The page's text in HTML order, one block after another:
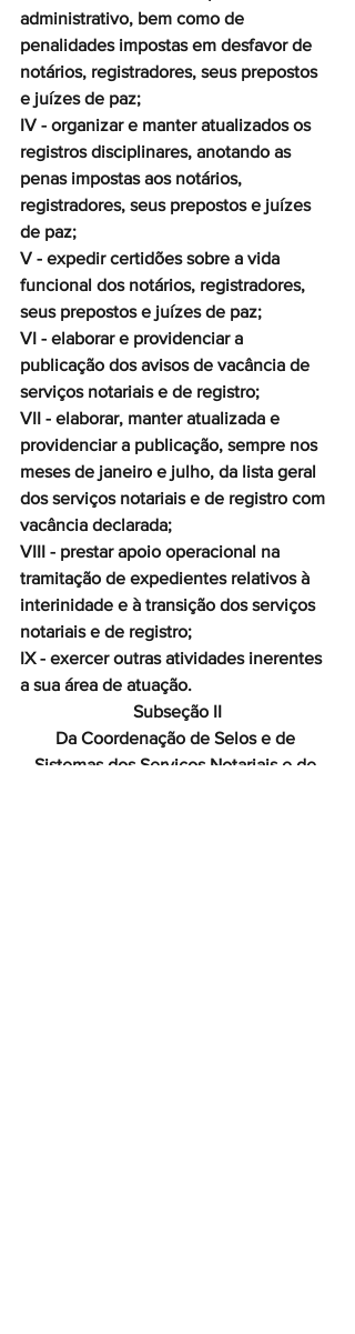
administrativo, bem como de
penalidades impostas em desfavor de
notários, registradores, seus prepostos
e juízes de paz;
IV - organizar e manter atualizados os
registros disciplinares, anotando as
penas impostas aos notários,
registradores, seus prepostos e juízes
de paz;
V - expedir certidões sobre a vida
funcional dos notários, registradores,
seus prepostos e juízes de paz;
VI - elaborar e providenciar a
publicação dos avisos de vacância de
serviços notariais e de registro;
VII - elaborar, manter atualizada e
providenciar a publicação, sempre nos
meses de janeiro e julho, da lista geral
dos serviços notariais e de registro com
vacância declarada;
VIII - prestar apoio operacional na
tramitação de expedientes relativos à
interinidade e à transição dos serviços
notariais e de registro;
IX - exercer outras atividades inerentes
a sua área de atuação.
Subseção II
Da Coordenação de Selos e de
Sistemas dos Serviços Notariais e de